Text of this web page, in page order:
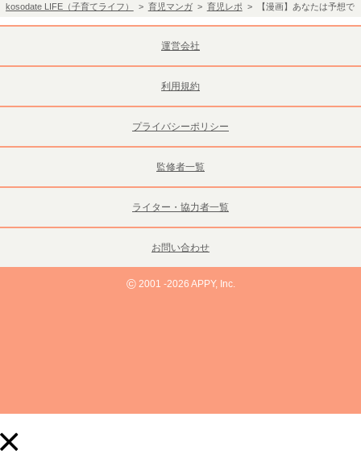
kosodate LIFE（子育てライフ） > 育児マンガ> 育児レポ > 【漫画】あなたは予想で
運営会社
利用規約
プライバシーポリシー
監修者一覧
ライター・協力者一覧
お問い合わせ
©2001 -2026 APPY, Inc.